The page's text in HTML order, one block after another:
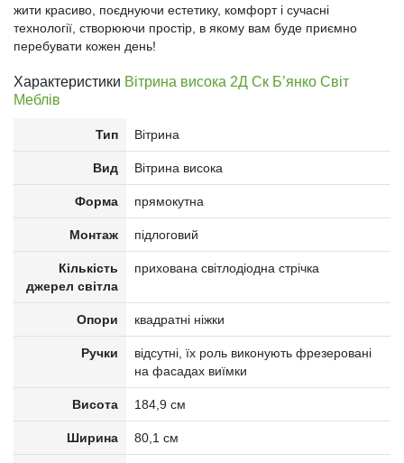
жити красиво, поєднуючи естетику, комфорт і сучасні
технології, створюючи простір, в якому вам буде приємно
перебувати кожен день!
Характеристики Вітрина висока 2Д Ск Б’янко Світ
Меблів
Тип Вітрина
Вид Вітрина висока
Форма прямокутна
Монтаж підлоговий
Кількість
джерел світла
прихована світлодіодна стрічка
Опори квадратні ніжки
Ручки
відсутні, їх роль виконують фрезеровані
на фасадах виїмки
Висота 184,9 см
Ширина 80,1 см